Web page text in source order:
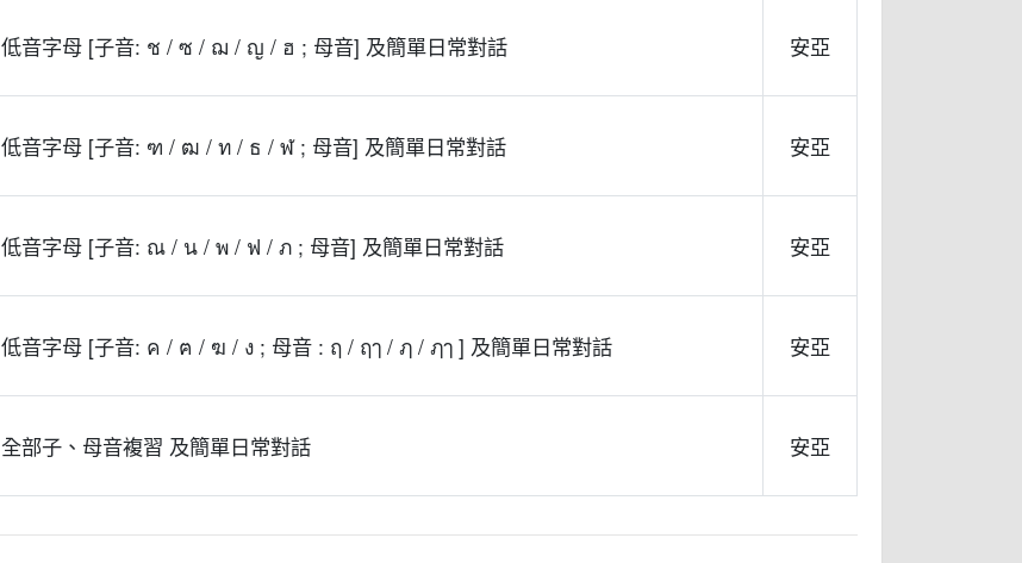
低音字母 [子音: ช / ซ / ฌ / ญ / ฮ ; 母音] 及簡單日常對話 安亞
低音字母 [子音: ฑ / ฒ / ท / ธ / ฬ ; 母音] 及簡單日常對話 安亞
低音字母 [子音: ณ / น / พ / ฟ / ภ ; 母音] 及簡單日常對話 安亞
低音字母 [子音: ค / ฅ / ฆ / ง ; 母音 : ฤ / ฤๅ / ฦ / ฦๅ ] 及簡單日常對話 安亞
全部子、母音複習 及簡單日常對話 安亞